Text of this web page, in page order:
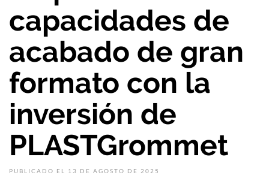
capacidades de
acabado de gran
formato con la
inversión de
PLASTGrommet
PUBLICADO EL 13 DE AGOSTO DE 2025